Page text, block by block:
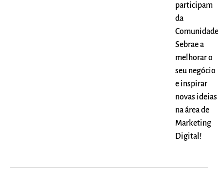
participam
da
Comunidade
Sebrae a
melhorar o
seu negócio
e inspirar
novas ideias
na área de
Marketing
Digital!